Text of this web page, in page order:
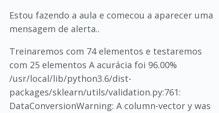
Estou fazendo a aula e comecou a aparecer uma
mensagem de alerta..
Treinaremos com 74 elementos e testaremos
com 25 elementos A acurácia foi 96.00%
/usr/local/lib/python3.6/dist-
packages/sklearn/utils/validation.py:761:
DataConversionWarning: A column-vector y was